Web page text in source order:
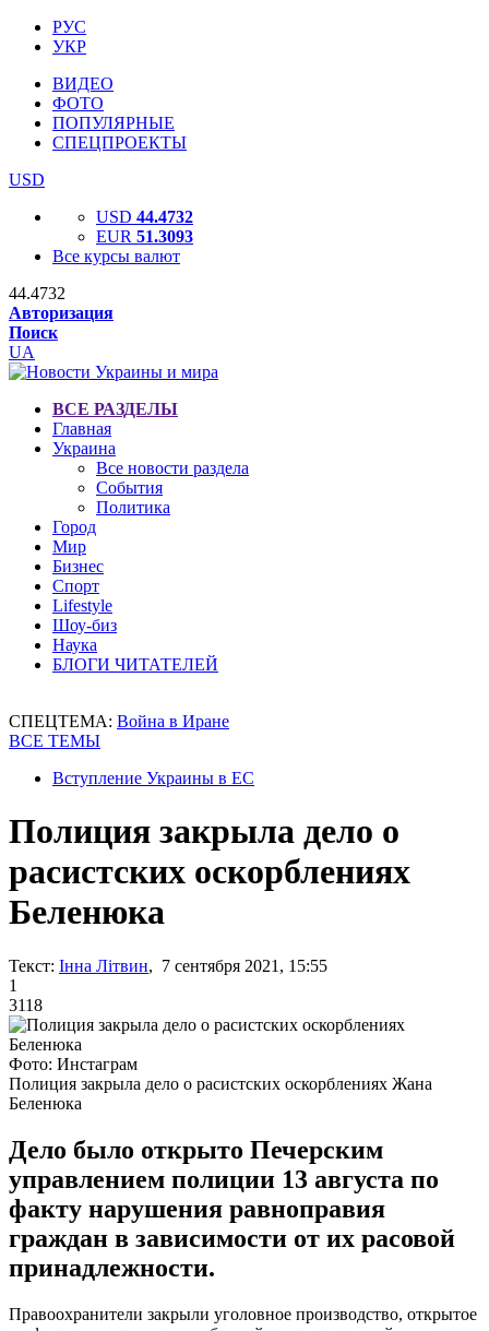
РУС
УКР
ВИДЕО
ФОТО
ПОПУЛЯРНЫЕ
СПЕЦПРОЕКТЫ
USD
USD 44.4732
EUR 51.3093
Все курсы валют
44.4732
Авторизация
Поиск
UA
ВСЕ РАЗДЕЛЫ
Главная
Украина
Все новости раздела
События
Политика
Город
Мир
Бизнес
Спорт
Lifestyle
Шоу-биз
Наука
БЛОГИ ЧИТАТЕЛЕЙ
СПЕЦТЕМА: Война в Иране
ВСЕ ТЕМЫ
Вступление Украины в ЕС
Полиция закрыла дело о
расистских оскорблениях
Беленюка
Текст: Інна Літвин, 7 сентября 2021, 15:55
1
3118
Фото: Инстаграм
Полиция закрыла дело о расистских оскорблениях Жана
Беленюка
Дело было открыто Печерским
управлением полиции 13 августа по
факту нарушения равноправия
граждан в зависимости от их расовой
принадлежности.
Правоохранители закрыли уголовное производство, открытое